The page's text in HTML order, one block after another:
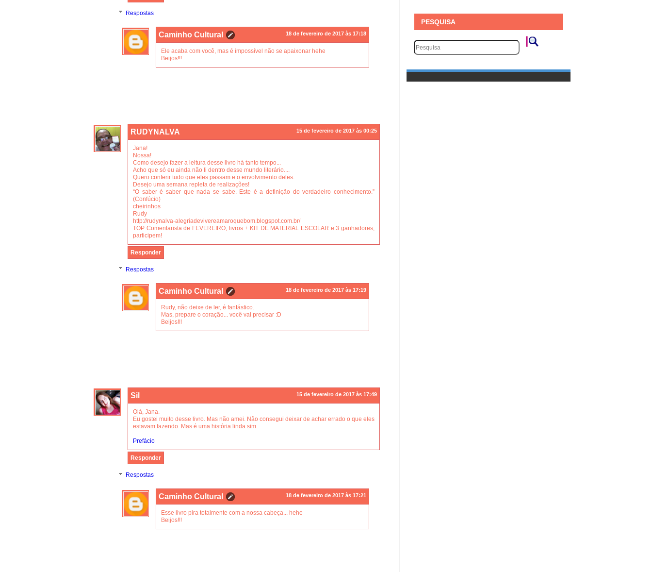
Respostas
Caminho Cultural 18 de fevereiro de 2017 às 17:18
Ele acaba com você, mas é impossível não se apaixonar hehe
Beijos!!!
RUDYNALVA 15 de fevereiro de 2017 às 00:25
Jana!
Nossa!
Como desejo fazer a leitura desse livro há tanto tempo...
Acho que só eu ainda não li dentro desse mundo literário....
Quero conferir tudo que eles passam e o envolvimento deles.
Desejo uma semana repleta de realizações!
“O saber é saber que nada se sabe. Este é a definição do verdadeiro conhecimento.”
(Confúcio)
cheirinhos
Rudy
http://rudynalva-alegriadevivereamaroquebom.blogspot.com.br/
TOP Comentarista de FEVEREIRO, livros + KIT DE MATERIAL ESCOLAR e 3 ganhadores,
participem!
Responder
Respostas
Caminho Cultural 18 de fevereiro de 2017 às 17:19
Rudy, não deixe de ler, é fantástico.
Mas, prepare o coração... você vai precisar :D
Beijos!!!
Sil 15 de fevereiro de 2017 às 17:49
Olá, Jana.
Eu gostei muito desse livro. Mas não amei. Não consegui deixar de achar errado o que eles
estavam fazendo. Mas é uma história linda sim.
Prefácio
Responder
Respostas
Caminho Cultural 18 de fevereiro de 2017 às 17:21
Esse livro pira totalmente com a nossa cabeça... hehe
Beijos!!!
PESQUISA